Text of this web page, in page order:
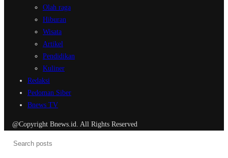
Olah raga
Hiburan
Wisata
Artikel
Pendidikan
Kuliner
Redaksi
Pedoman Siber
Bnews TV
@Copyright Bnews.id. All Rights Reserved